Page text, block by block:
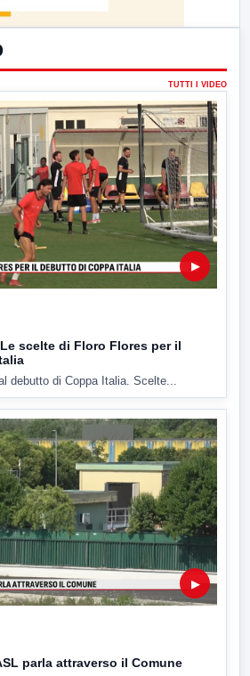
TUTTI I VIDEO
▶
scelte di Floro Flores per il
debutto di Coppa Italia. Scelte...
▶
parla attraverso il Comune